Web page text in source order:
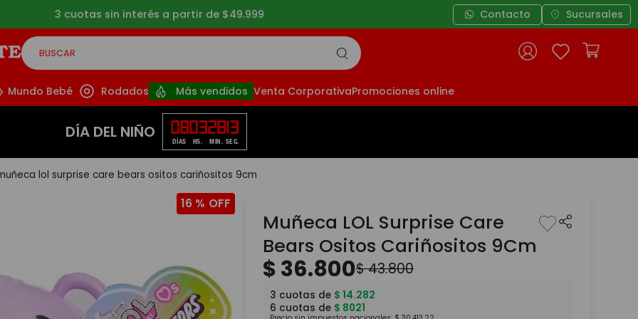
3 cuotas sin interés a partir de $49.999 Contacto Sucursales
BUSCAR
Mundo Bebé Rodados Más vendidos Venta CorporativaPromociones online
DÍA DEL NIÑO 08
DÍAS
03
HS.
28
MIN.
13
SEG.
lol surprise care bears ositos cariñositos 9cm
16 %
Muñeca LOL Surprise Care
Bears Ositos Cariñositos 9Cm
$36.800$43.800
3 cuotas de $ 14.282
6 cuotas de $ 8021